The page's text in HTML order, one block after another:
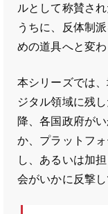
ルとして称賛さ
うちに、反体制
めの道具へと変わ
本シリーズでは
ジタル領域に残
降、各国政府が
か、プラットフ
し、あるいは加
会がいかに反撃し